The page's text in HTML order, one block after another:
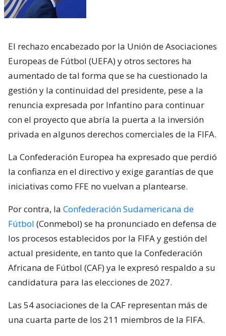
El rechazo encabezado por la Unión de Asociaciones
Europeas de Fútbol (UEFA) y otros sectores ha
aumentado de tal forma que se ha cuestionado la
gestión y la continuidad del presidente, pese a la
renuncia expresada por Infantino para continuar
con el proyecto que abría la puerta a la inversión
privada en algunos derechos comerciales de la FIFA.
La Confederación Europea ha expresado que perdió
la confianza en el directivo y exige garantías de que
iniciativas como FFE no vuelvan a plantearse.
Por contra, la Confederación Sudamericana de
Fútbol (Conmebol) se ha pronunciado en defensa de
los procesos establecidos por la FIFA y gestión del
actual presidente, en tanto que la Confederación
Africana de Fútbol (CAF) ya le expresó respaldo a su
candidatura para las elecciones de 2027.
Las 54 asociaciones de la CAF representan más de
una cuarta parte de los 211 miembros de la FIFA.